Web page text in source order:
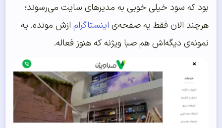
بود که سود خیلی خوبی به مدیرهای سایت می‌رسوند؛
هرچند الان فقط یه صفحه‌ی اینستاگرام ازش مونده. یه
نمونه‌ی دیگه‌اش هم صبا ویژنه که هنوز فعاله.